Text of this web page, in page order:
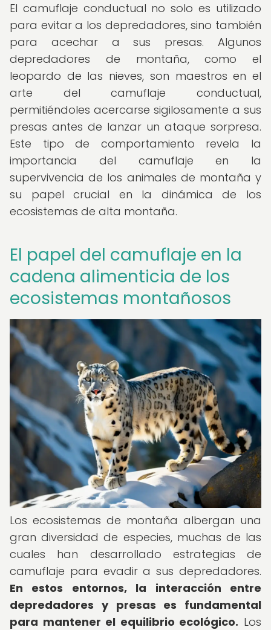
El camuflaje conductual no solo es utilizado
para evitar a los depredadores, sino también
para acechar a sus presas. Algunos
depredadores de montaña, como el
leopardo de las nieves, son maestros en el
arte del camuflaje conductual,
permitiéndoles acercarse sigilosamente a sus
presas antes de lanzar un ataque sorpresa.
Este tipo de comportamiento revela la
importancia del camuflaje en la
supervivencia de los animales de montaña y
su papel crucial en la dinámica de los
ecosistemas de alta montaña.
El papel del camuflaje en la
cadena alimenticia de los
ecosistemas montañosos
Los ecosistemas de montaña albergan una
gran diversidad de especies, muchas de las
cuales han desarrollado estrategias de
camuflaje para evadir a sus depredadores.
En estos entornos, la interacción entre
depredadores y presas es fundamental
para mantener el equilibrio ecológico. Los